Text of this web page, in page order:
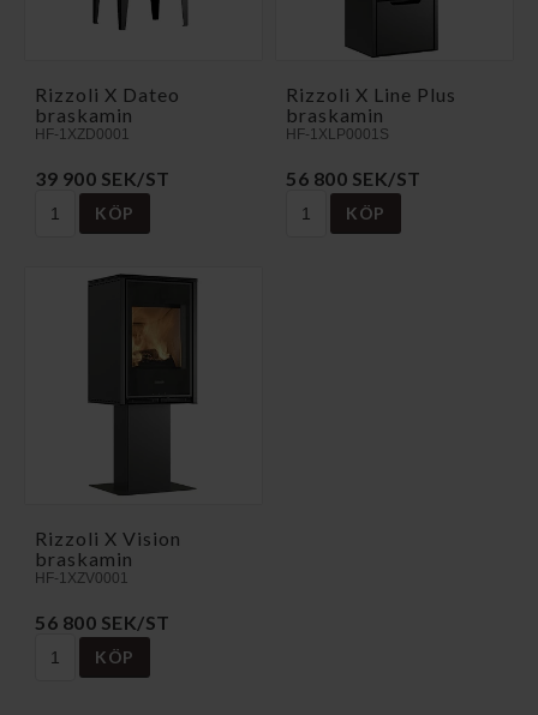
Rizzoli X Dateo
braskamin
HF-1XZD0001
39 900 SEK/ST
KÖP
Rizzoli X Line Plus
braskamin
HF-1XLP0001S
56 800 SEK/ST
KÖP
Rizzoli X Vision
braskamin
HF-1XZV0001
56 800 SEK/ST
KÖP